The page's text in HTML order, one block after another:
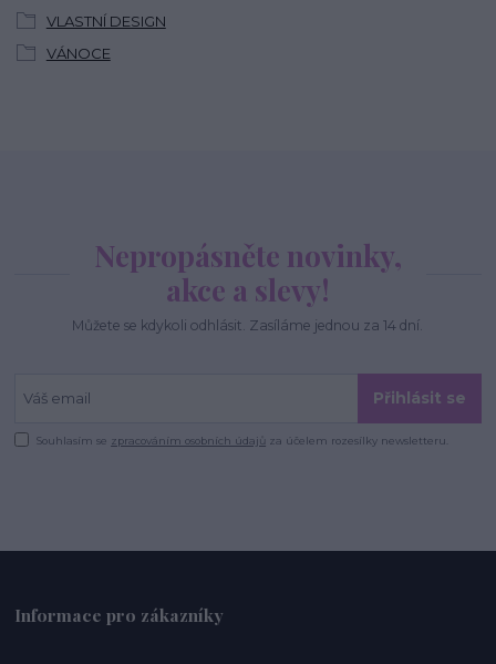
VLASTNÍ DESIGN
VÁNOCE
Nepropásněte novinky,
akce a slevy!
Můžete se kdykoli odhlásit. Zasíláme jednou za 14 dní.
Přihlásit se
Souhlasím se zpracováním osobních údajů za účelem rozesílky newsletteru.
Informace pro zákazníky